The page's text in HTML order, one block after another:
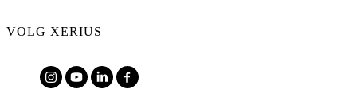
VOLG XERIUS